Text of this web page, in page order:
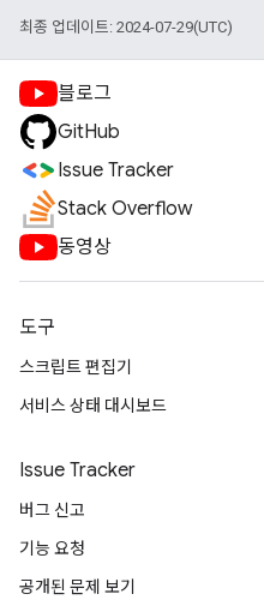
최종 업데이트: 2024-07-29(UTC)
블로그
GitHub
Issue Tracker
Stack Overflow
동영상
도구
스크립트 편집기
서비스 상태 대시보드
Issue Tracker
버그 신고
기능 요청
공개된 문제 보기